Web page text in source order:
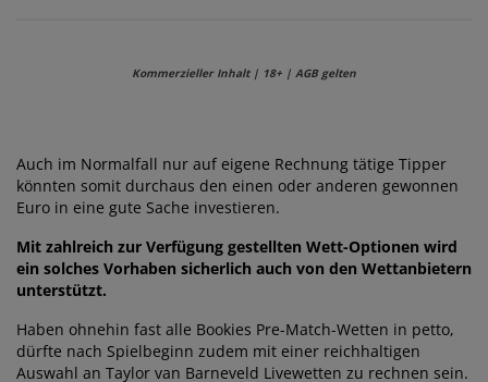
Kommerzieller Inhalt | 18+ | AGB gelten
Auch im Normalfall nur auf eigene Rechnung tätige Tipper
könnten somit durchaus den einen oder anderen gewonnen
Euro in eine gute Sache investieren.
Mit zahlreich zur Verfügung gestellten Wett-Optionen wird
ein solches Vorhaben sicherlich auch von den Wettanbietern
unterstützt.
Haben ohnehin fast alle Bookies Pre-Match-Wetten in petto,
dürfte nach Spielbeginn zudem mit einer reichhaltigen
Auswahl an Taylor van Barneveld Livewetten zu rechnen sein.